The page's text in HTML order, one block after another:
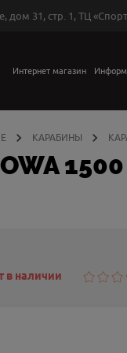
дом 31, стр. 1, ТЦ
←
Интернет магазин
КАРАБИНЫ
в наличии